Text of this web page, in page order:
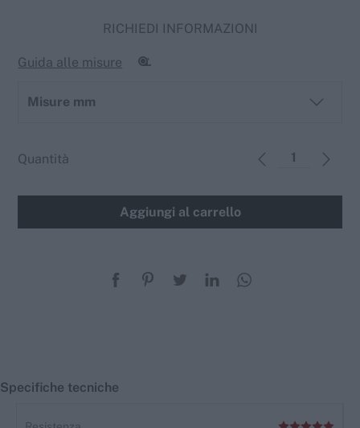
RICHIEDI INFORMAZIONI
Guida alle misure
Misure mm
Quantità
Aggiungi al carrello
Specifiche tecniche